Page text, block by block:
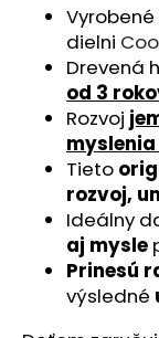
Vyrobené
dielni
Drevená
od 3
Rozvoj
myslenia
Tieto
rozvoj,
Ideálny
aj mysle
Prinesú
výsledné